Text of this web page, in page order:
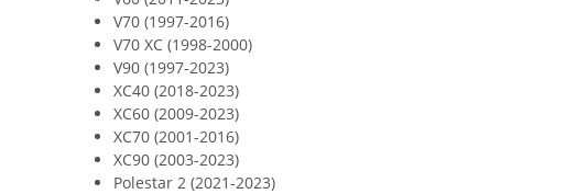
V70 (1997-2016)
V70 XC (1998-2000)
V90 (1997-2023)
XC40 (2018-2023)
XC60 (2009-2023)
XC70 (2001-2016)
XC90 (2003-2023)
Polestar 2 (2021-2023)